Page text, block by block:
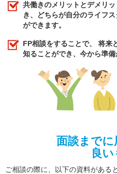
共働きのメリットとデメリ
き、どちらが自分のライフ
ができます。
FP相談をすることで、 将来
知ることができ、今から準備
面談までに
良
ご相談の際に、以下の資料がある